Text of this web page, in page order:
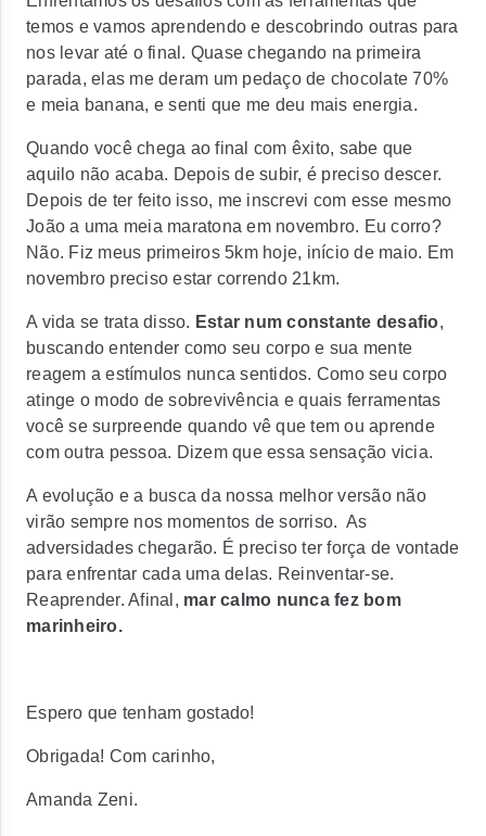
temos e vamos aprendendo e descobrindo outras para
nos levar até o final. Quase chegando na primeira
parada, elas me deram um pedaço de chocolate 70%
e meia banana, e senti que me deu mais energia.
Quando você chega ao final com êxito, sabe que
aquilo não acaba. Depois de subir, é preciso descer.
Depois de ter feito isso, me inscrevi com esse mesmo
João a uma meia maratona em novembro. Eu corro?
Não. Fiz meus primeiros 5km hoje, início de maio. Em
novembro preciso estar correndo 21km.
A vida se trata disso. Estar num constante desafio,
buscando entender como seu corpo e sua mente
reagem a estímulos nunca sentidos. Como seu corpo
atinge o modo de sobrevivência e quais ferramentas
você se surpreende quando vê que tem ou aprende
com outra pessoa. Dizem que essa sensação vicia.
A evolução e a busca da nossa melhor versão não
virão sempre nos momentos de sorriso. As
adversidades chegarão. É preciso ter força de vontade
para enfrentar cada uma delas. Reinventar-se.
Reaprender. Afinal, mar calmo nunca fez bom
marinheiro.
Espero que tenham gostado!
Obrigada! Com carinho,
Amanda Zeni.